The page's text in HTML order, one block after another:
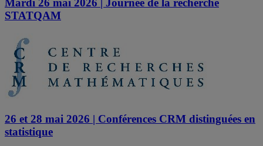
Mardi 26 mai 2026 | Journée de la recherche
STATQAM
26 et 28 mai 2026 | Conférences CRM distinguées en
statistique